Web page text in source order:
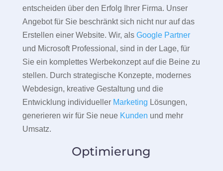
entscheiden über den Erfolg Ihrer Firma. Unser
Angebot für Sie beschränkt sich nicht nur auf das
Erstellen einer Website. Wir, als Google Partner
und Microsoft Professional, sind in der Lage, für
Sie ein komplettes Werbekonzept auf die Beine zu
stellen. Durch strategische Konzepte, modernes
Webdesign, kreative Gestaltung und die
Entwicklung individueller Marketing Lösungen,
generieren wir für Sie neue Kunden und mehr
Umsatz.
Optimierung